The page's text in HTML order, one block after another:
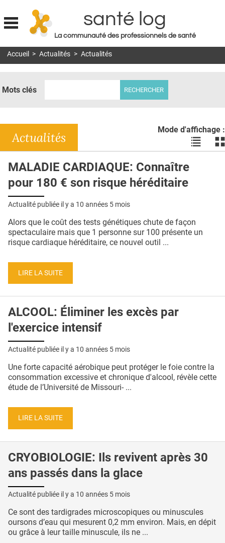
Jump to navigation
santé log
La communauté des professionnels de santé
MON COMPTE
DOSSIERS
RÉSEAUX
E-REVUE SAD
THÉMA
QUI SOMMES-NOUS ?
CONDITIONS GÉNÉRALES
CRÉDITS
Accueil > Actualités > Actualités
Mots clés
Mode d'affichage :
Voir
les
les
Actualités
MALADIE CARDIAQUE: Connaître
pour 180 € son risque héréditaire
Actualité publiée il y a 10 années 5 mois
Alors que le coût des tests génétiques chute de façon
spectaculaire mais que 1 personne sur 100 présente un
risque cardiaque héréditaire, ce nouvel outil ...
LIRE LA SUITE
ALCOOL: Éliminer les excès par
l'exercice intensif
Actualité publiée il y a 10 années 5 mois
Une forte capacité aérobique peut protéger le foie contre la
consommation excessive et chronique d'alcool, révèle cette
étude de l’Université de Missouri- ...
LIRE LA SUITE
CRYOBIOLOGIE: Ils revivent après 30
ans passés dans la glace
Actualité publiée il y a 10 années 5 mois
Ce sont des tardigrades microscopiques ou minuscules
oursons d’eau qui mesurent 0,2 mm environ. Mais, en dépit
ou grâce à leur taille minuscule, ils ne ...